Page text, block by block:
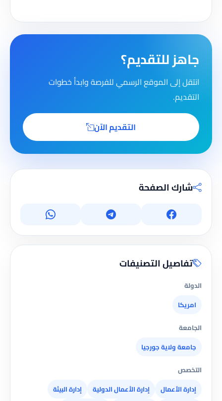
جاهز للتقديم؟
انتقل إلى الموقع الرسمي للفرصة وابدأ خطوات
التقديم.
التقديم الآن
شارك الصفحة
تفاصيل التصنيفات
الدولة
امريكا
الجامعة
جامعة ولاية جورجيا
التخصص
إدارة الأعمال
إدارة الأعمال الدولية
إدارة البيئة